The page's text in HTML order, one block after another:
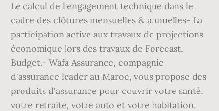
Le calcul de l'engagement technique dans le
cadre des clôtures mensuelles & annuelles- La
participation active aux travaux de projections
économique lors des travaux de Forecast,
Budget.- Wafa Assurance, compagnie
d'assurance leader au Maroc, vous propose des
produits d'assurance pour couvrir votre santé,
votre retraite, votre auto et votre habitation.